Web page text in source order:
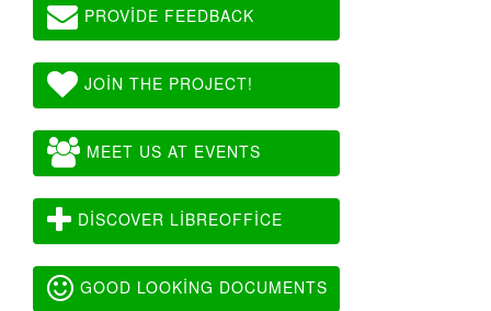
PROVIDE FEEDBACK
JOIN THE PROJECT!
MEET US AT EVENTS
DISCOVER LIBREOFFICE
GOOD LOOKING DOCUMENTS